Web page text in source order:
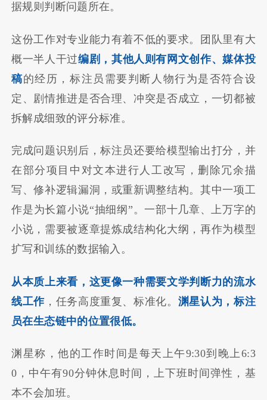
据规则判断问题所在。
这份工作对专业能力有着不低的要求。团队里有大
概一半人干过编剧，其他人则有网文创作、媒体投
稿的经历，标注员需要判断人物行为是否符合设
定、剧情推进是否合理、冲突是否成立，一切都被
拆解成细致的评分标准。
完成问题识别后，标注员还要给模型输出打分，并
在部分项目中对文本进行人工改写，删除冗余描
写、修补逻辑漏洞，或重新调整结构。其中一项工
作是为长篇小说“抽细纲”。一部十几章、上万字的
小说，需要被逐章提炼成结构化大纲，再作为模型
扩写和训练的数据输入。
从本质上来看，这更像一种需要文学判断力的流水
线工作 ，任务高度重复、标准化。 渊星认为，标注
员在生态链中的位置很低。
渊星称，他的工作时间是每天上午9:30到晚上6:3
0，中午有90分钟休息时间，上下班时间弹性，基
本不会加班。